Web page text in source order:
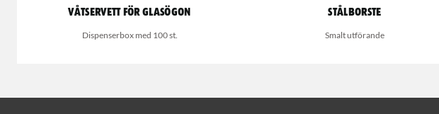
Våtservett för glasögon
Dispenserbox med 100 st.
Stålborste
Smalt utförande